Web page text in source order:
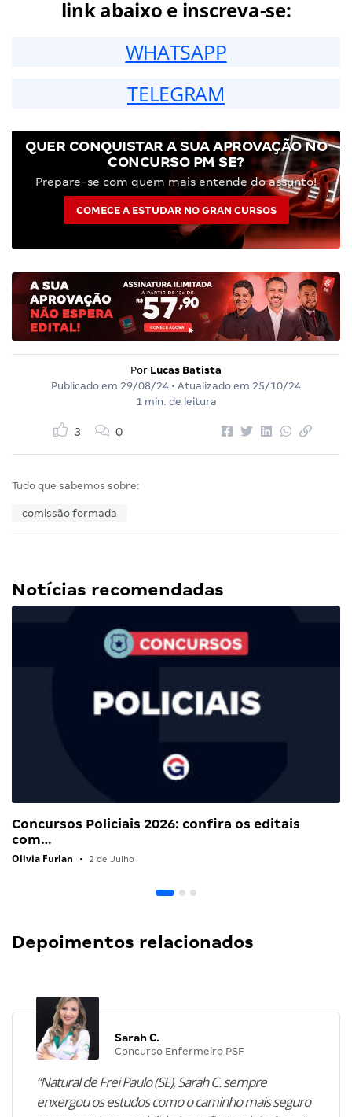
link abaixo e inscreva-se:
WHATSAPP
TELEGRAM
QUER CONQUISTAR A SUA APROVAÇÃO NO
CONCURSO PM SE?
Prepare-se com quem mais entende do assunto!
COMECE A ESTUDAR NO GRAN CURSOS
Por Lucas Batista
Publicado em 29/08/24 • Atualizado em 25/10/24
1 min. de leitura
3 0
Tudo que sabemos sobre:
comissão formada
Notícias recomendadas
Concursos Policiais 2026: confira os editais
com…
Olivia Furlan • 2 de Julho
Depoimentos relacionados
Sarah C.
Concurso Enfermeiro PSF
“Natural de Frei Paulo (SE), Sarah C. sempre
enxergou os estudos como o caminho mais seguro